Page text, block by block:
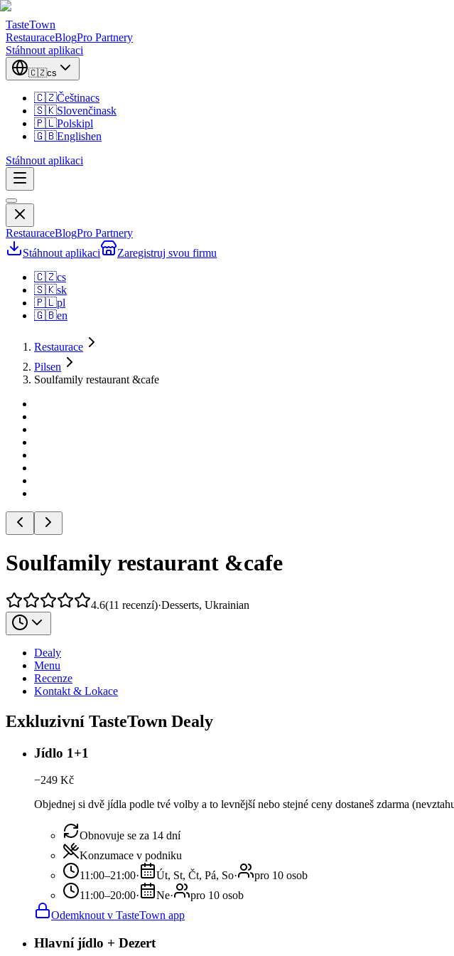
TasteTown
RestauraceBlogPro Partnery
Stáhnout aplikaci
🇨🇿cs
🇨🇿Češtinacs
🇸🇰Slovenčinask
🇵🇱Polskipl
🇬🇧Englishen
Stáhnout aplikaci
RestauraceBlogPro Partnery
Stáhnout aplikaci
Zaregistruj svou firmu
🇨🇿cs
🇸🇰sk
🇵🇱pl
🇬🇧en
Restaurace
Pilsen
Soulfamily restaurant &cafe
Soulfamily restaurant &cafe
4.6(11 recenzí)·Desserts, Ukrainian
Dealy
Menu
Recenze
Kontakt & Lokace
Exkluzivní TasteTown Dealy
Jídlo 1+1
−249 Kč
Objednej si dvě jídla podle tvé volby a to levnější nebo stejné ceny dostaneš zdarma
Obnovuje se za 14 dní
Konzumace v podniku
11:00–21:00· Út, St, Čt, Pá, So·
pro 10 osob
11:00–20:00· Ne·
pro 10 osob
Odemknout v TasteTown app
Hlavní jídlo + Dezert